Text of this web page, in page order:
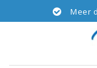
Meer dan 35